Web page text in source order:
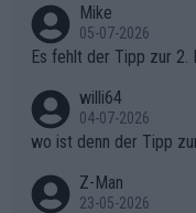
r die gehört nicht in
Mike
05-07-2026
Es fehlt der Tipp zur 2.
willi64
04-07-2026
wo ist denn der Tipp
Z-Man
23-05-2026